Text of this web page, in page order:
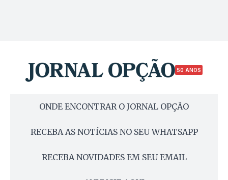
50 ANOS
ONDE ENCONTRAR O JORNAL OPÇÃO
RECEBA AS NOTÍCIAS NO SEU WHATSAPP
RECEBA NOVIDADES EM SEU EMAIL